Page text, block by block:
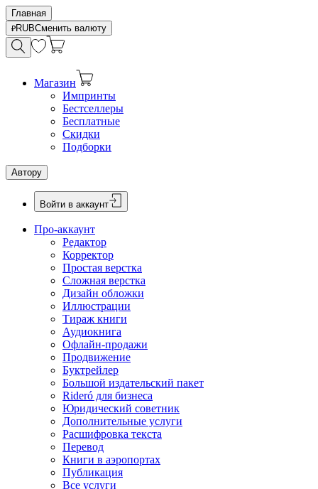
Главная
RUBСменить валюту
Магазин
Импринты
Бестселлеры
Бесплатные
Скидки
Подборки
Автору
Войти в аккаунт
Про-аккаунт
Редактор
Корректор
Простая верстка
Сложная верстка
Дизайн обложки
Иллюстрации
Тираж книги
Аудиокнига
Офлайн-продажи
Продвижение
Буктрейлер
Большой издательский пакет
Rideró для бизнеса
Юридический советник
Дополнительные услуги
Расшифровка текста
Перевод
Книги в аэропортах
Публикация
Все услуги